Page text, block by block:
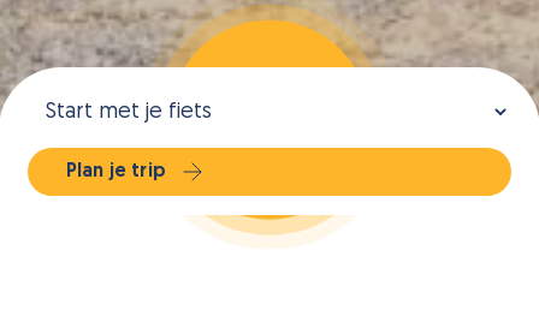
boeking
Plan je trip